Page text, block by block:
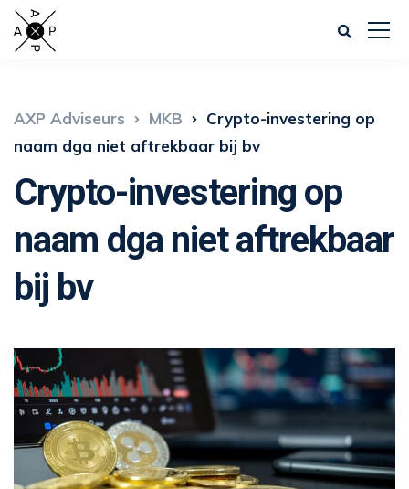
AXP Adviseurs MKB
Crypto-investering op
naam dga niet aftrekbaar bij bv
Crypto-investering op
naam dga niet aftrekbaar
bij bv